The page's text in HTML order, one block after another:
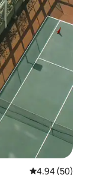
Calificación
4.94 (50)